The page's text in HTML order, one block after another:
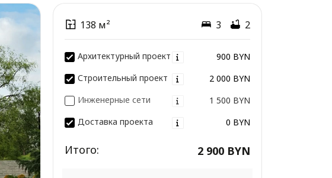
138 м² 3 2
Архитектурный проект
900 BYN
Строительный проект
2 000 BYN
Инженерные сети
1 500 BYN
Доставка проекта
0 BYN
Итого: 2 900 BYN